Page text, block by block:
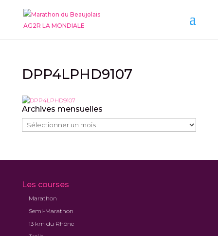
DPP4LPHD9107
Archives mensuelles
Archives
mensuelles
Les courses
Marathon
Semi-Marathon
13 km du Rhône